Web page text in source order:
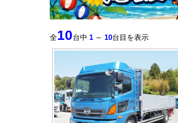
全10台中 1 ～ 10台目を表示